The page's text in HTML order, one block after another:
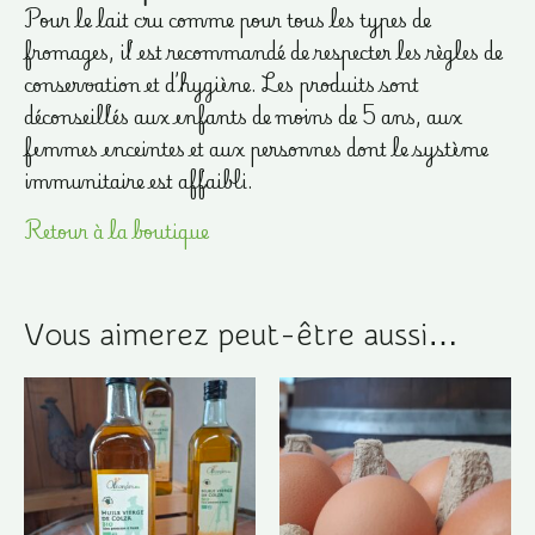
Pour le lait cru comme pour tous les types de
fromages, il est recommandé de respecter les règles de
conservation et d’hygiène. Les produits sont
déconseillés aux enfants de moins de 5 ans, aux
femmes enceintes et aux personnes dont le système
immunitaire est affaibli.
Retour à la boutique
Vous aimerez peut-être aussi…